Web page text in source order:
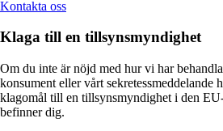
Kontakta oss
Klaga till en tillsynsmyndighet
Om du inte är nöjd med hur vi har
konsument eller vårt sekretessmeddelande
klagomål till en tillsynsmyndighet i den
befinner dig.